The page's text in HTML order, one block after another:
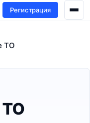
Регистрация
ТО
ТО